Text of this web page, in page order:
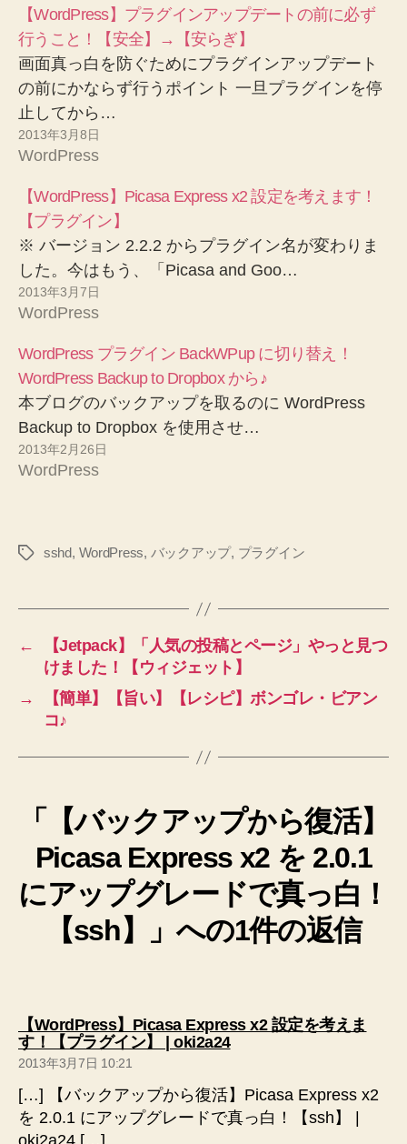
【WordPress】プラグインアップデートの前に必ず
行うこと！【安全】→【安らぎ】
画面真っ白を防ぐためにプラグインアップデート
の前にかならず行うポイント 一旦プラグインを停
止してから…
2013年3月8日
WordPress
【WordPress】Picasa Express x2 設定を考えます！
【プラグイン】
※ バージョン 2.2.2 からプラグイン名が変わりま
した。今はもう、「Picasa and Goo…
2013年3月7日
WordPress
WordPress プラグイン BackWPup に切り替え！
WordPress Backup to Dropbox から♪
本ブログのバックアップを取るのに WordPress
Backup to Dropbox を使用させ…
2013年2月26日
WordPress
タ
sshd, WordPress, バックアップ, プラグイン
←
【Jetpack】「人気の投稿とページ」やっと見つ
けました！【ウィジェット】
→
【簡単】【旨い】【レシピ】ボンゴレ・ビアン
コ♪
「【バックアップから復活】
Picasa Express x2 を 2.0.1
にアップグレードで真っ白！
【ssh】」への1件の返信
【WordPress】Picasa Express x2 設定を考えま
す！【プラグイン】 | oki2a24の
2013年3月7日 10:21
[…] 【バックアップから復活】Picasa Express x2
を 2.0.1 にアップグレードで真っ白！【ssh】 |